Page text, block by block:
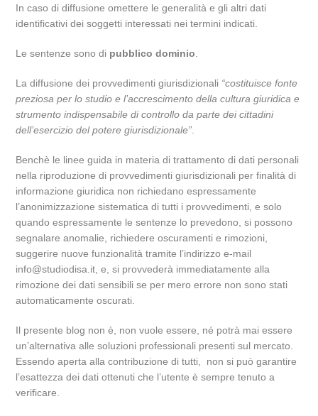
In caso di diffusione omettere le generalità e gli altri dati
identificativi dei soggetti interessati nei termini indicati.
Le sentenze sono di pubblico dominio
La diffusione dei provvedimenti giurisdizionali “costituisce fonte
preziosa per lo studio e l’accrescimento della cultura giuridica e
strumento indispensabile di controllo da parte dei cittadini
dell’esercizio del potere giurisdizionale”
Benchè le linee guida in materia di trattamento di dati personali
nella riproduzione di provvedimenti giurisdizionali per finalità di
informazione giuridica non richiedano espressamente
l’anonimizzazione sistematica di tutti i provvedimenti, e solo
quando espressamente le sentenze lo prevedono, si possono
segnalare anomalie, richiedere oscuramenti e rimozioni,
suggerire nuove funzionalità tramite l’indirizzo e-mail
info@studiodisa.it, e, si provvederà immediatamente alla
rimozione dei dati sensibili se per mero errore non sono stati
automaticamente oscurati.
Il presente blog non è, non vuole essere, né potrà mai essere
un’alternativa alle soluzioni professionali presenti sul mercato.
Essendo aperta alla contribuzione di tutti, non si può garantire
l’esattezza dei dati ottenuti che l’utente è sempre tenuto a
verificare.